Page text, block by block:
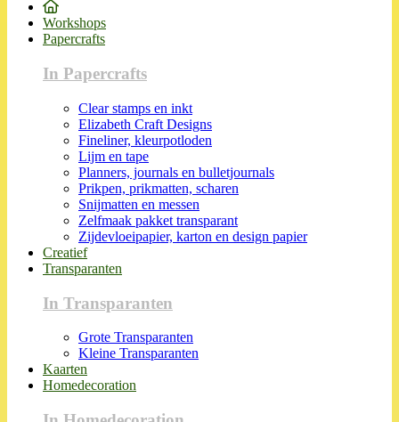
Workshops
Papercrafts
In Papercrafts
Clear stamps en inkt
Elizabeth Craft Designs
Fineliner, kleurpotloden
Lijm en tape
Planners, journals en bulletjournals
Prikpen, prikmatten, scharen
Snijmatten en messen
Zelfmaak pakket transparant
Zijdevloeipapier, karton en design papier
Creatief
Transparanten
In Transparanten
Grote Transparanten
Kleine Transparanten
Kaarten
Homedecoration